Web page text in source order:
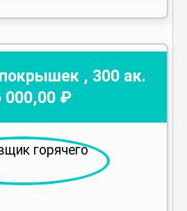
, 300ак.
000,00 ₽